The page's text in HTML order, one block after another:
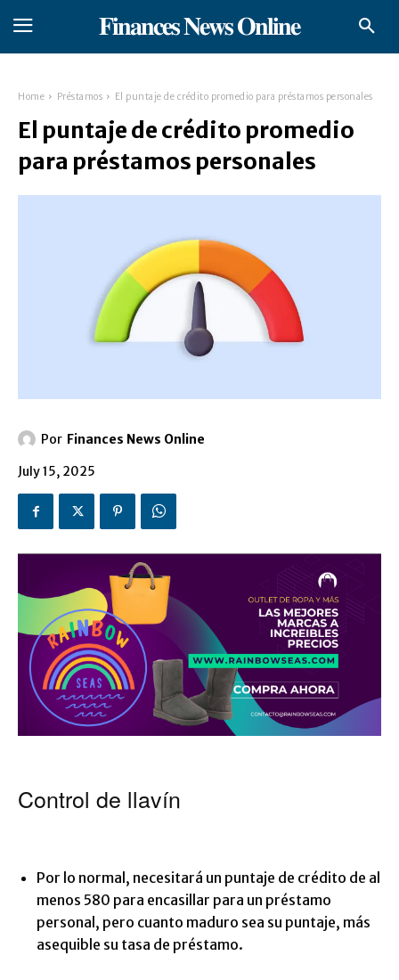
𝐅𝐢𝐧𝐚𝐧𝐜𝐞𝐬 𝐍𝐞𝐰𝐬 𝐎𝐧𝐥𝐢𝐧𝐞
Home Préstamos El puntaje de crédito promedio para préstamos personales
El puntaje de crédito promedio
para préstamos personales
Por Finances News Online
July 15, 2025
Control de llavín
Por lo normal, necesitará un puntaje de crédito de al
menos 580 para encasillar para un préstamo
personal, pero cuanto maduro sea su puntaje, más
asequible su tasa de préstamo.